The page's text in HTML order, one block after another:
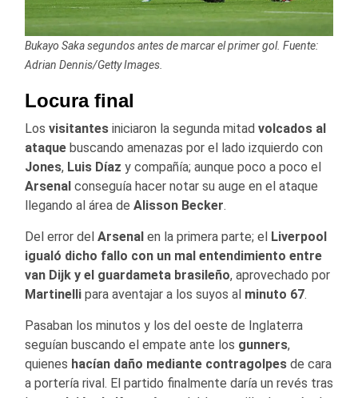
Bukayo Saka segundos antes de marcar el primer gol. Fuente:
Adrian Dennis/Getty Images.
Locura final
Los visitantes iniciaron la segunda mitad volcados al
ataque buscando amenazas por el lado izquierdo con
Jones, Luis Díaz y compañía; aunque poco a poco el
Arsenal conseguía hacer notar su auge en el ataque
llegando al área de Alisson Becker.
Del error del Arsenal en la primera parte; el
Liverpool
igualó dicho fallo con un mal entendimiento entre
van Dijk y el guardameta brasileño, aprovechado por
Martinelli para aventajar a los suyos al minuto 67.
Pasaban los minutos y los del oeste de Inglaterra
seguían buscando el empate ante los gunners,
quienes hacían daño mediante contragolpes de cara
a portería rival. El partido finalmente daría un revés tras